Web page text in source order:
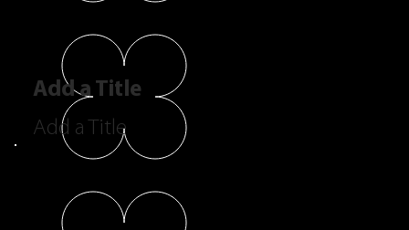
Add a Title
Add a Title